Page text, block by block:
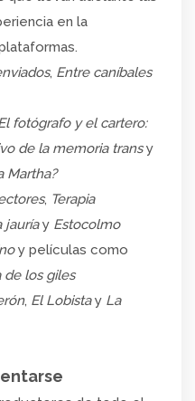
en la
, Entre caníbales
fotógrafo y el cartero:
de la memoria transy
Martha?
, Terapia
jauríay Estocolmo
y películas como
de los giles
, El Lobistay La